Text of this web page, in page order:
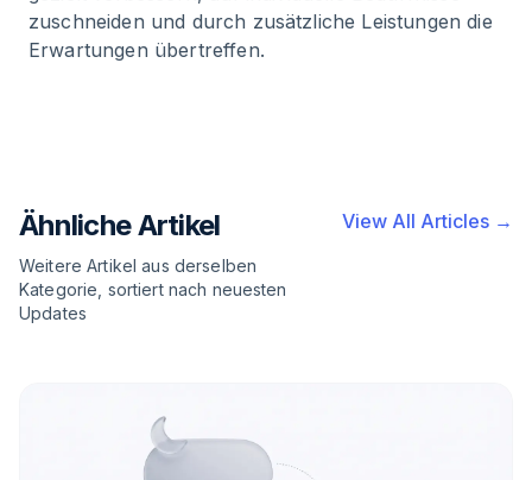
zuschneiden und durch zusätzliche Leistungen die
Erwartungen übertreffen.
Ähnliche Artikel
Weitere Artikel aus derselben
Kategorie, sortiert nach neuesten
Updates
View All Articles →